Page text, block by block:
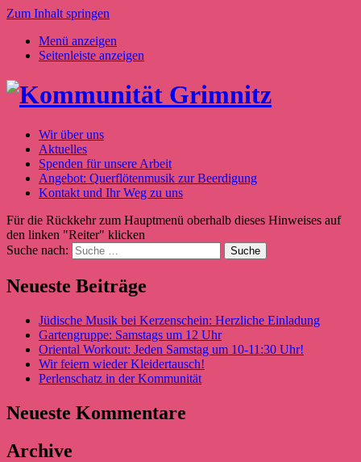
Zum Inhalt springen
Menü anzeigen
Seitenleiste anzeigen
Wir über uns
Aktuelles
Spenden für unsere Arbeit
Angebot: Querflötenmusik zur Beerdigung
Kontakt und Ihr Weg zu uns
Für die Rückkehr zum Hauptmenü oberhalb dieses Hinweises auf
den linken "Reiter" klicken
Suche nach:
Neueste Beiträge
Jüdische Musik bei Kerzenschein: Herzliche Einladung
Gartengruppe: Samstags um 12 Uhr
Oriental Workout: Jeden Samstag um 10-11:30 Uhr!
Wir feiern wieder Kleidertausch!
Perlenschatz in der Kommunität
Neueste Kommentare
Archive